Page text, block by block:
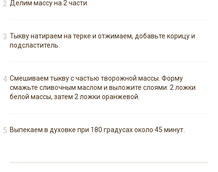
Делим массу на 2 части.
Тыкву натираем на терке и отжимаем, добавьте корицу и
подсластитель.
Смешиваем тыкву с частью творожной массы. Форму
смажьте сливочным маслом и выложите слоями: 2 ложки
белой массы, затем 2 ложки оранжевой.
Выпекаем в духовке при 180 градусах около 45 минут.